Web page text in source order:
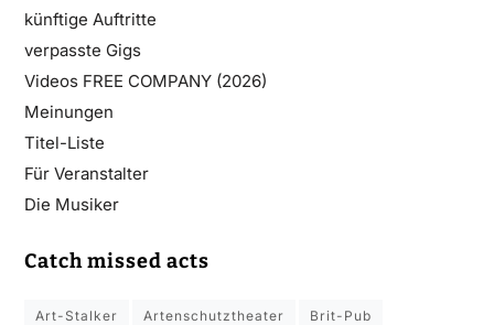
künftige Auftritte
verpasste Gigs
Videos FREE COMPANY (2026)
Meinungen
Titel-Liste
Für Veranstalter
Die Musiker
Catch missed acts
Art-Stalker Artenschutztheater Brit-Pub